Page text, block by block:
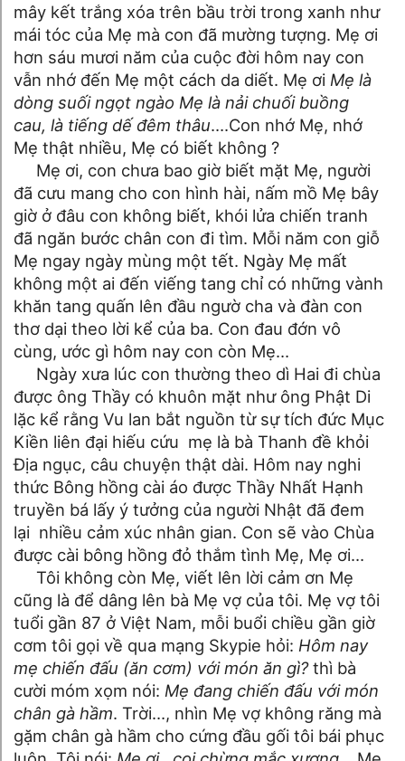
mây kết trắng xóa trên bầu trời trong xanh như
mái tóc của Mẹ mà con đã mường tượng. Mẹ ơi
hơn sáu mươi năm của cuộc đời hôm nay con
vẫn nhớ đến Mẹ một cách da diết. Mẹ ơiMẹ là
dòng suối ngọt ngào Mẹ là nải chuối buồng
cau, là tiếng dế đêm thâu….Con nhớ Mẹ, nhớ
Mẹ thật nhiều, Mẹ có biết không ?
Mẹ ơi, con chưa bao giờ biết mặt Mẹ, người
đã cưu mang cho con hình hài, nấm mồ Mẹ bây
giờ ở đâu con không biết, khói lửa chiến tranh
đã ngăn bước chân con đi tìm. Mỗi năm con giỗ
Mẹ ngay ngày mùng một tết. Ngày Mẹ mất
không một ai đến viếng tang chỉ có những vành
khăn tang quấn lên đầu ngườ cha và đàn con
thơ dại theo lời kể của ba. Con đau đớn vô
cùng, ước gì hôm nay con còn Mẹ…
Ngày xưa lúc con thường theo dì Hai đi chùa
được ông Thầy có khuôn mặt như ông Phật Di
lặc kể rằng Vu lan bắt nguồn từ sự tích đức Mục
Kiền liên đại hiếu cứu mẹ là bà Thanh đề khỏi
Địa ngục, câu chuyện thật dài. Hôm nay nghi
thức Bông hồng cài áo được Thầy Nhất Hạnh
truyền bá lấy ý tưởng của người Nhật đã đem
lại nhiều cảm xúc nhân gian. Con sẽ vào Chùa
được cài bông hồng đỏ thắm tình Mẹ, Mẹ ơi…
Tôi không còn Mẹ, viết lên lời cảm ơn Mẹ
cũng là để dâng lên bà Mẹ vợ của tôi. Mẹ vợ tôi
tuổi gần 87 ở Việt Nam, mỗi buổi chiều gần giờ
cơm tôi gọi về qua mạng Skypie hỏi: Hôm nay
mẹ chiến đấu (ăn cơm) với món ăn gì?thì bà
cười móm xọm nói: Mẹ đang chiến đấu với món
chân gà hầm. Trời…, nhìn Mẹ vợ không răng mà
gặm chân gà hầm cho cứng đầu gối tôi bái phục